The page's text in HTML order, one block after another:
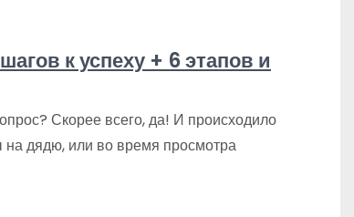
к успеху + 6 этапов и
Скорее всего, да! И происходило
на дядю, или во время просмотра